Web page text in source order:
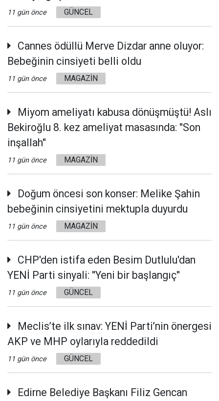
11 gün önce GÜNCEL
Cannes ödüllü Merve Dizdar anne oluyor:
Bebeğinin cinsiyeti belli oldu
11 gün önce MAGAZİN
Miyom ameliyatı kabusa dönüşmüştü! Aslı
Bekiroğlu 8. kez ameliyat masasında: ''Son
inşallah''
11 gün önce MAGAZİN
Doğum öncesi son konser: Melike Şahin
bebeğinin cinsiyetini mektupla duyurdu
11 gün önce MAGAZİN
CHP'den istifa eden Besim Dutlulu'dan
YENİ Parti sinyali: ''Yeni bir başlangıç''
11 gün önce GÜNCEL
Meclis’te ilk sınav: YENİ Parti’nin önergesi
AKP ve MHP oylarıyla reddedildi
11 gün önce GÜNCEL
Edirne Belediye Başkanı Filiz Gencan